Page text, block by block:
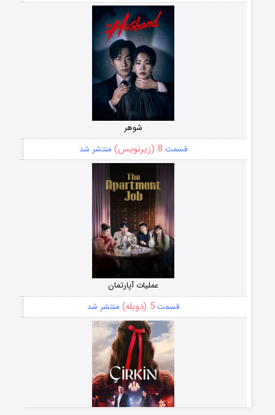
شوهر
قسمت 8 (زیرنویس) منتشر شد
عملیات آپارتمان
قسمت5 (دوبله) منتشر شد